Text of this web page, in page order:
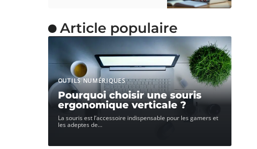
Article populaire
OUTILS NUMÉRIQUES
Pourquoi choisir une souris
ergonomique verticale ?
La souris est l’accessoire indispensable pour les gamers et
les adeptes de…